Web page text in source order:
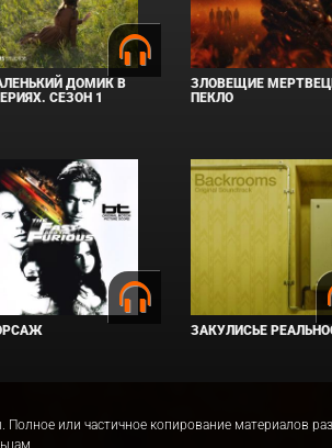
ДОМИК В
СЕЗОН 1
ЗЛОВЕЩИЕ
ПЕКЛО
ЗАКУЛИСЬЕ
или частичное копирование материалов